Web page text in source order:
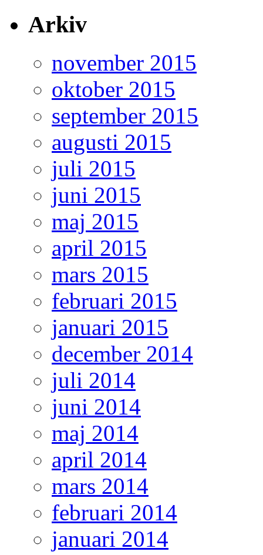
Arkiv
november 2015
oktober 2015
september 2015
augusti 2015
juli 2015
juni 2015
maj 2015
april 2015
mars 2015
februari 2015
januari 2015
december 2014
juli 2014
juni 2014
maj 2014
april 2014
mars 2014
februari 2014
januari 2014